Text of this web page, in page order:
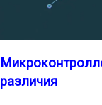
различия